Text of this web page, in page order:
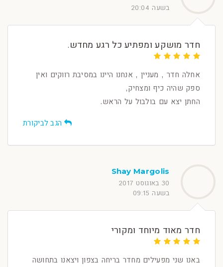
בשעה 20:04
חדר מושקע ומפתיע כל רגע מחדש.
אחלה חדר , מעניין , אנחנו היינו במסיבת רווקים ואין
ספק שהיה כיף ומצחיק,
החתן יצא עם בולבול על הראש.
הגב לביקורת
Shay Margolis
30 באוגוסט 2017
בשעה 09:15
חדר מאוד מיוחד ומקורי
באנו שני מפעילים מחדר בריחה בצפון ויצאנו בתחושה